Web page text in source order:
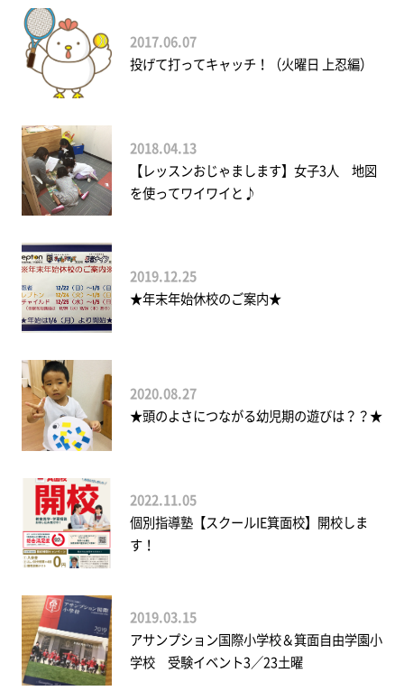
2017.06.07
投げて打ってキャッチ！（火曜日 上忍編）
2018.04.13
【レッスンおじゃまします】女子3人 地図
を使ってワイワイと♪
2019.12.25
★年末年始休校のご案内★
2020.08.27
★頭のよさにつながる幼児期の遊びは？？★
2022.11.05
個別指導塾【スクールIE箕面校】開校しま
す！
2019.03.15
アサンプション国際小学校＆箕面自由学園小
学校 受験イベント3／23土曜